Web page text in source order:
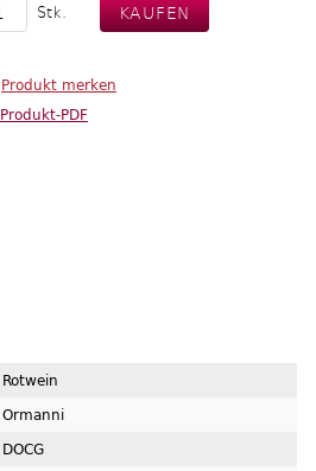
Stk.
Produkt-PDF
Rotwein
Ormanni
DOCG